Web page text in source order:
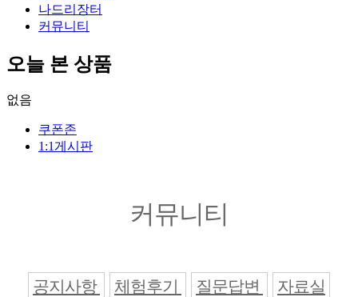
나드리장터
커뮤니티
오늘 본 상품
없음
쿠폰존
1:1게시판
커뮤니티
공지사항 체험후기 질문답변 자료실